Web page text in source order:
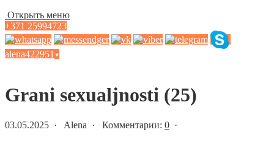
Открыть меню
+371 25994723
alena422951 ▾
Grani sexualjnosti (25)
03.05.2025 · Alena · Комментарии: 0 ·